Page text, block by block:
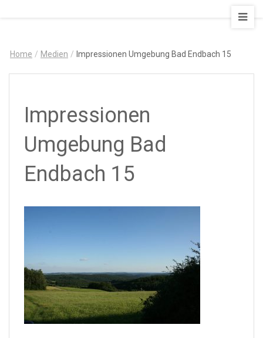
Art
&
Design
Home / Medien / Impressionen Umgebung Bad Endbach 15
Impressionen
Umgebung Bad
Endbach 15